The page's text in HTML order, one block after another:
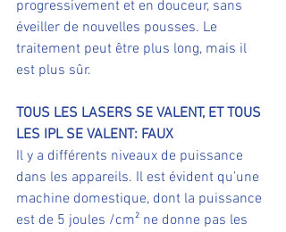
progressivement et en douceur, sans
éveiller de nouvelles pousses. Le
traitement peut être plus long, mais il
est plus sûr.
TOUS LES LASERS SE VALENT, ET TOUS
LES IPL SE VALENT: FAUX
Il y a différents niveaux de puissance
dans les appareils. Il est évident qu'une
machine domestique, dont la puissance
est de 5 joules /cm² ne donne pas les